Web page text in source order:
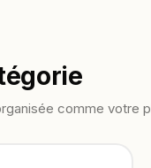
comme votre